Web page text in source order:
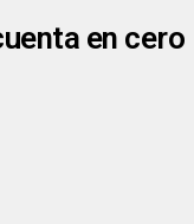
en cero